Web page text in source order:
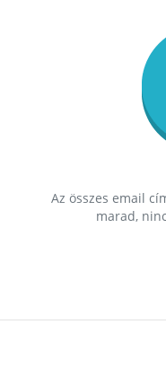
Az összes email
marad,